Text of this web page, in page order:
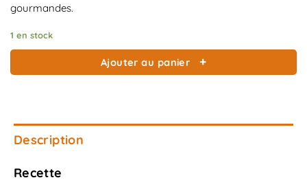
gourmandes.
1 en stock
Ajouter au panier
Description
Recette